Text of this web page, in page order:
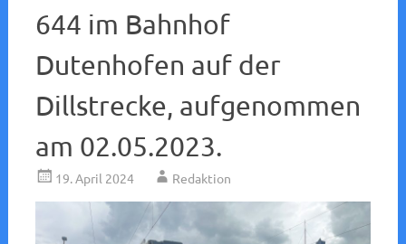
644 im Bahnhof
Dutenhofen auf der
Dillstrecke, aufgenommen
am 02.05.2023.
19. April 2024 Redaktion